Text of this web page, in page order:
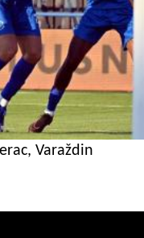
Varaždin